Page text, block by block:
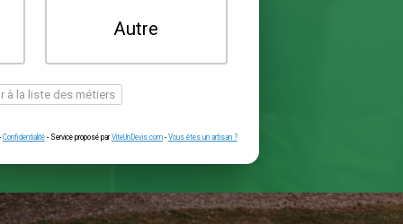
Une prise renforcée
(type greenup)
Je ne sais pas